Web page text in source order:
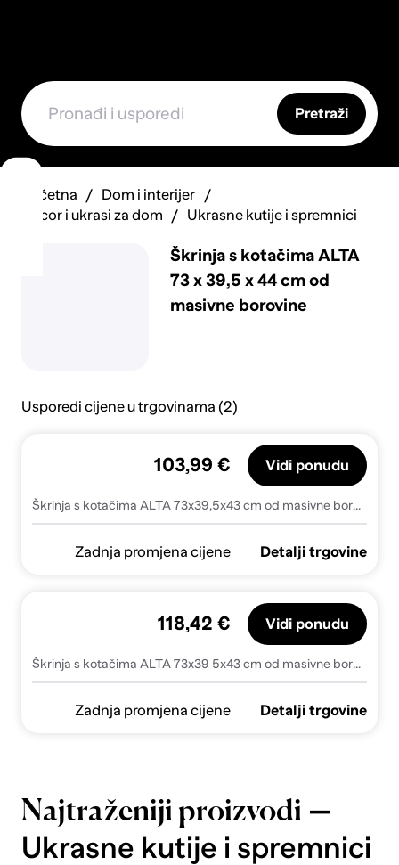
Pretraži
Početna
Dom i interijer
Decor i ukrasi za dom
Ukrasne kutije i spremnici
Škrinja s kotačima ALTA
73 x 39,5 x 44 cm od
masivne borovine
Usporedi cijene u trgovinama (2)
Škrinja s kotačima ALTA 73x39,5x43 cm od masivne borovine
103,99 € Vidi ponudu
Zadnja promjena cijene Detalji trgovine
Škrinja s kotačima ALTA 73x39 5x43 cm od masivne borovine - Prirodna 1
118,42 € Vidi ponudu
Zadnja promjena cijene Detalji trgovine
Najtraženiji proizvodi —
Ukrasne kutije i spremnici